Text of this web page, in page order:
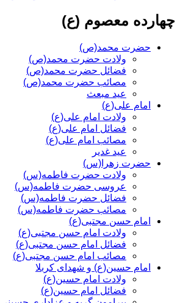
چهارده معصوم (ع)
حضرت محمد(ص)
ولادت حضرت محمد(ص)
فضائل حضرت محمد(ص)
مصائب حضرت محمد(ص)
عید مبعث
امام علی(ع)
ولادت امام علی(ع)
فضائل امام علی(ع)
مصائب امام علی(ع)
عید غدیر
حضرت زهرا(س)
ولادت حضرت فاطمه(س)
عروسی حضرت فاطمه(س)
فضائل حضرت فاطمه(س)
مصائب حضرت فاطمه(س)
امام حسن مجتبی(ع)
ولادت امام حسن مجتبی(ع)
فضائل امام حسن مجتبی(ع)
مصائب امام حسن مجتبی(ع)
امام حسین(ع) و شهدای کربلا
ولادت امام حسین(ع)
فضائل امام حسین(ع)